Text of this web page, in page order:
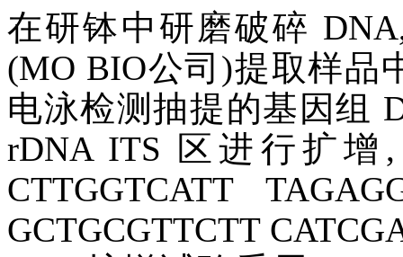
在研钵中研磨破碎
(MO BIO公司)提取样品
电泳检测抽提的基因组
rDNA ITS 区进行扩增
CTTGGTCATT
GCTGCGTTCTT